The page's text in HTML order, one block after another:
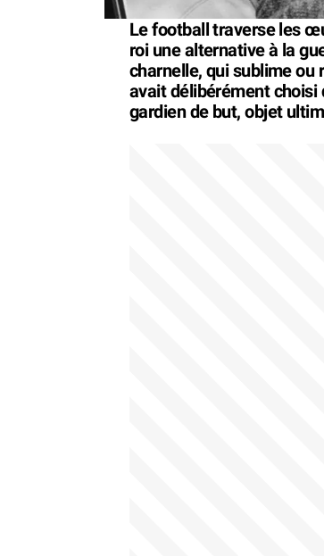
Le football traverse les
roi une alternative à la
charnelle, qui sublime ou
avait délibérément choisi
gardien de but, objet